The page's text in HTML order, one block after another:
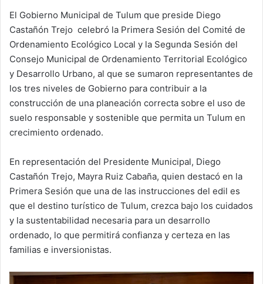
El Gobierno Municipal de Tulum que preside Diego
Castañón Trejo celebró la Primera Sesión del Comité de
Ordenamiento Ecológico Local y la Segunda Sesión del
Consejo Municipal de Ordenamiento Territorial Ecológico
y Desarrollo Urbano, al que se sumaron representantes de
los tres niveles de Gobierno para contribuir a la
construcción de una planeación correcta sobre el uso de
suelo responsable y sostenible que permita un Tulum en
crecimiento ordenado.
En representación del Presidente Municipal, Diego
Castañón Trejo, Mayra Ruiz Cabaña, quien destacó en la
Primera Sesión que una de las instrucciones del edil es
que el destino turístico de Tulum, crezca bajo los cuidados
y la sustentabilidad necesaria para un desarrollo
ordenado, lo que permitirá confianza y certeza en las
familias e inversionistas.